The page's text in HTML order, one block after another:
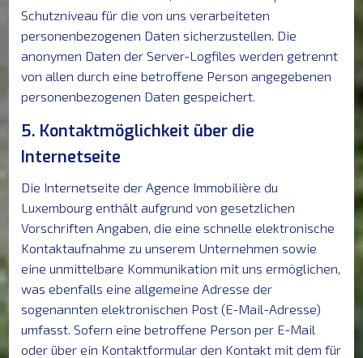
Schutzniveau für die von uns verarbeiteten
personenbezogenen Daten sicherzustellen. Die
anonymen Daten der Server-Logfiles werden getrennt
von allen durch eine betroffene Person angegebenen
personenbezogenen Daten gespeichert.
5. Kontaktmöglichkeit über die
Internetseite
Die Internetseite der Agence Immobilière du
Luxembourg enthält aufgrund von gesetzlichen
Vorschriften Angaben, die eine schnelle elektronische
Kontaktaufnahme zu unserem Unternehmen sowie
eine unmittelbare Kommunikation mit uns ermöglichen,
was ebenfalls eine allgemeine Adresse der
sogenannten elektronischen Post (E-Mail-Adresse)
umfasst. Sofern eine betroffene Person per E-Mail
oder über ein Kontaktformular den Kontakt mit dem für